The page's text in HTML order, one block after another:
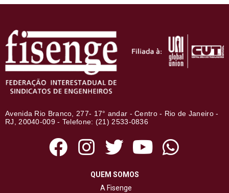
Avenida Rio Branco, 277- 17° andar - Centro - Rio de Janeiro -
RJ, 20040-009 - Telefone: (21) 2533-0836
QUEM SOMOS
A Fisenge